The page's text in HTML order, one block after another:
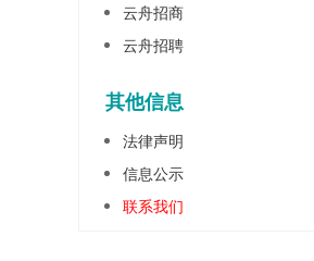
云舟招商
云舟招聘
其他信息
法律声明
信息公示
联系我们